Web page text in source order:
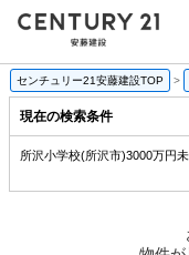
センチュリー21安藤建設TOP >
現在の検索条件
所沢小学校(所沢市)3000万円